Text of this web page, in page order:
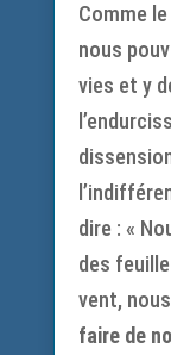
Comme
nous
vies et y
dire : «
des
vent,
faire de